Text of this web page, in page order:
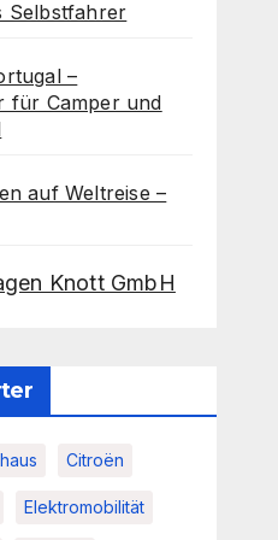
Selbstfahrer
–
für Camper und
auf Weltreise –
Knott GmbH
Citroën
Elektromobilität